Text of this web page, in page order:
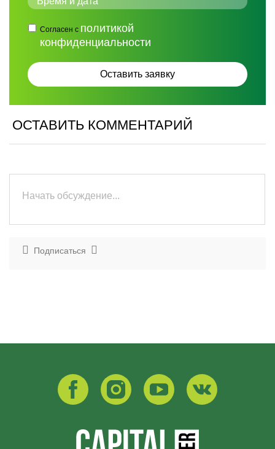
Согласен с политикой
конфиденциальности
ОСТАВИТЬ КОММЕНТАРИЙ
Подписаться